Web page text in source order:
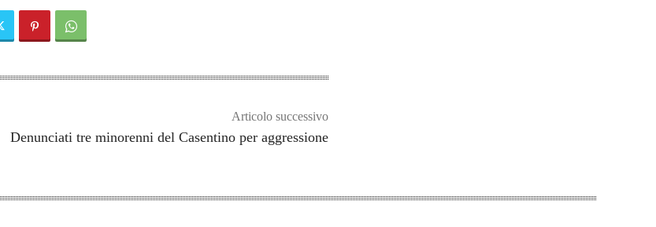
Articolo successivo
Denunciati tre minorenni del Casentino per aggressione